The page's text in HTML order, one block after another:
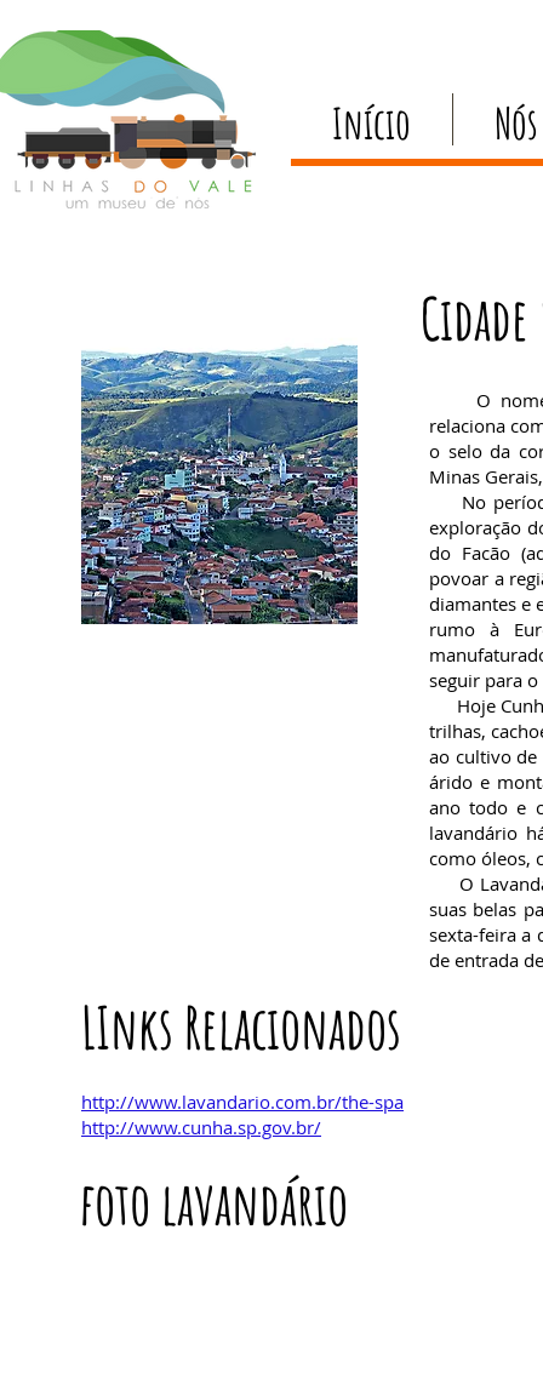
Início Nós
O nome
relaciona
o selo da
Minas
No
exploração
do Facão
povoar a
diamantes e
rumo à
seguir para
Hoje
trilhas,
ao cultivo de
árido e
ano todo e
lavandário
como óleos,
O
suas belas
sexta-feira a
de entrada
LInks Relacionados
http://www.lavandario.com.br/the-spa
http://www.cunha.sp.gov.br/
foto lavandário